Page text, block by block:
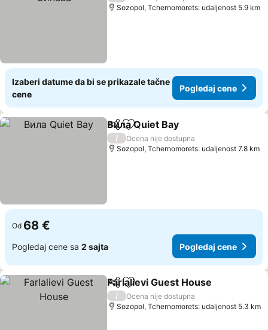
Sozopol, Tchernomorets: udaljenost 5.9 km
Izaberi datume da bi se prikazale tačne
cene
Pogledaj cene
Deli Dodati u favorite
Вила Quiet Bay
/
Ocena nije dostupna
Sozopol, Tchernomorets: udaljenost 7.8 km
Od 68 €
Pogledaj cene sa 2 sajta Pogledaj cene
Deli Dodati u favorite
Farlalievi Guest House
/
Ocena nije dostupna
Sozopol, Tchernomorets: udaljenost 5.3 km